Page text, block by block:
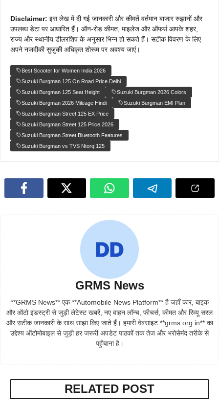
Disclaimer: इस लेख में दी गई जानकारी और कीमतें वर्तमान बाजार रुझानों और
उपलब्ध डेटा पर आधारित हैं। ऑन-रोड कीमत, माइलेज और ऑफर्स आपके शहर,
राज्य और स्थानीय डीलरशिप के अनुसार भिन्न हो सकते हैं। सटीक विवरण के लिए
अपने नजदीकी सुजुकी अधिकृत शोरूम पर अवश्य जाएं।
Best Scooter for Women India 2026
Suzuki Burgman 125 On Road Price Delhi
Suzuki Burgman 125 Seat Height
Suzuki Burgman 2026 Colors
Suzuki Burgman 2026 Mileage Hindi
Suzuki Burgman EMI Plan
Suzuki Burgman Street 125 EX Price
Suzuki Burgman Street 125 Price 2026
Suzuki Burgman Street Bluetooth Features
Suzuki Burgman vs TVS Ntorq 125
GRMS News
**GRMS News** एक **Automobile News Platform** है जहाँ कार, बाइक
और ऑटो इंडस्ट्री से जुड़ी लेटेस्ट खबरें, नए वाहन लॉन्च, फीचर्स, कीमत और रिव्यू सरल
और सटीक जानकारी के साथ साझा किए जाते हैं। हमारी वेबसाइट **grms.org.in** का
उद्देश्य ऑटोमोबाइल से जुड़ी हर जरूरी अपडेट पाठकों तक तेज और भरोसेमंद तरीके से
पहुँचाना है।
RELATED POST